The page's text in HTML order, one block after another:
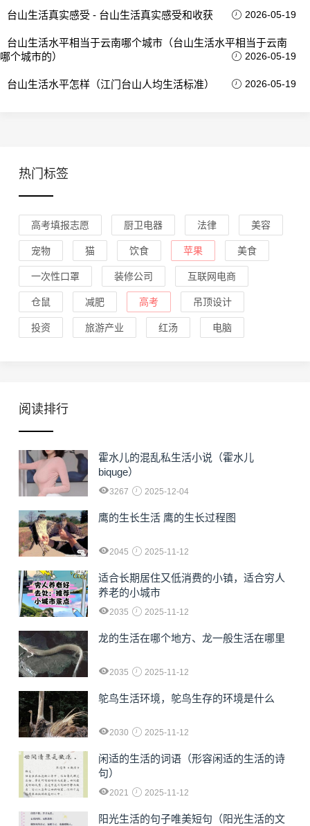
台山生活真实感受 - 台山生活真实感受和收获 2026-05-19
台山生活水平相当于云南哪个城市（台山生活水平相当于云南
哪个城市的）
2026-05-19
台山生活水平怎样（江门台山人均生活标准） 2026-05-19
热门标签
高考填报志愿 厨卫电器 法律 美容
宠物 猫 饮食 苹果 美食
一次性口罩 装修公司 互联网电商
仓鼠 减肥 高考 吊顶设计
投资 旅游产业 红汤 电脑
阅读排行
霍水儿的混乱私生活小说（霍水儿
biquge）
3267 2025-12-04
鹰的生长生活 鹰的生长过程图
2045 2025-11-12
适合长期居住又低消费的小镇，适合穷人
养老的小城市
2035 2025-11-12
龙的生活在哪个地方、龙一般生活在哪里
2035 2025-11-12
鸵鸟生活环境，鸵鸟生存的环境是什么
2030 2025-11-12
闲适的生活的词语（形容闲适的生活的诗
句）
2021 2025-11-12
阳光生活的句子唯美短句（阳光生活的文